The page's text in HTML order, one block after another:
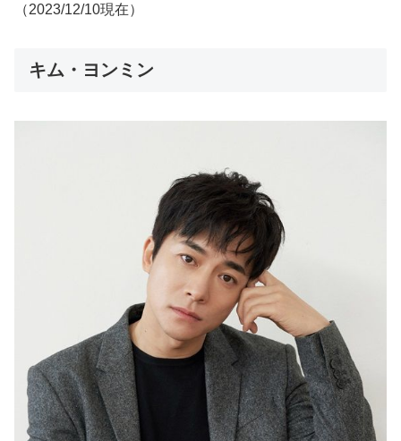
（2023/12/10現在）
キム・ヨンミン